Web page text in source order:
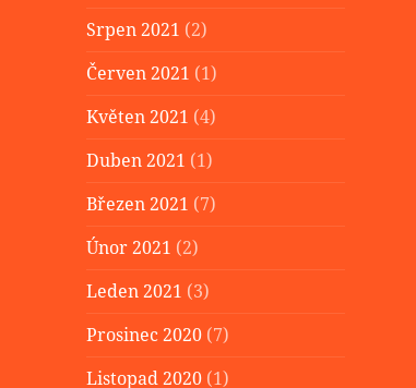
Srpen 2021 (2)
Červen 2021 (1)
Květen 2021 (4)
Duben 2021 (1)
Březen 2021 (7)
Únor 2021 (2)
Leden 2021 (3)
Prosinec 2020 (7)
Listopad 2020 (1)